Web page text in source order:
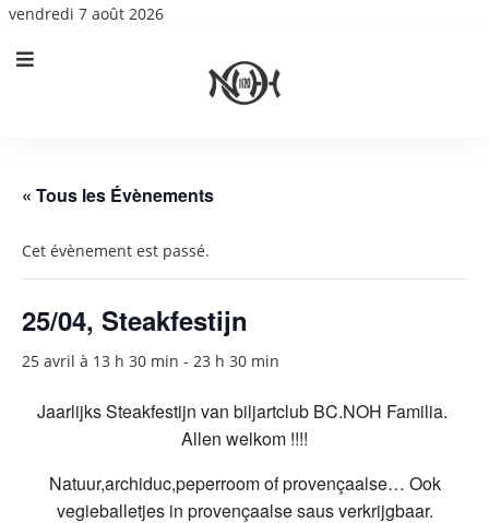
vendredi 7 août 2026
« Tous les Évènements
Cet évènement est passé.
25/04, Steakfestijn
25 avril à 13 h 30 min - 23 h 30 min
Jaarlijks Steakfestijn van biljartclub BC.NOH Familia.
Allen welkom !!!!
Natuur,archiduc,peperroom of provençaalse… Ook
vegieballetjes in provençaalse saus verkrijgbaar.